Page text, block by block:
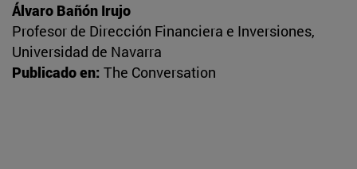
Álvaro Bañón Irujo
Profesor de Dirección Financiera e Inversiones,
Universidad de Navarra
Publicado en: The Conversation